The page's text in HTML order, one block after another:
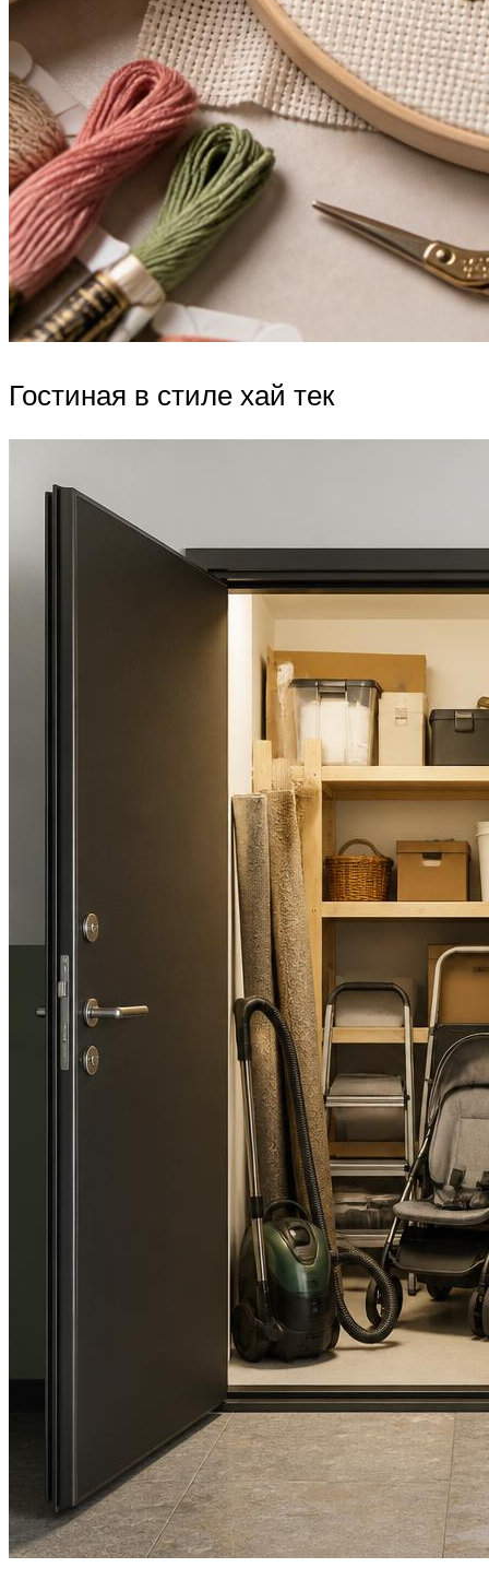
Гостиная в стиле хай тек